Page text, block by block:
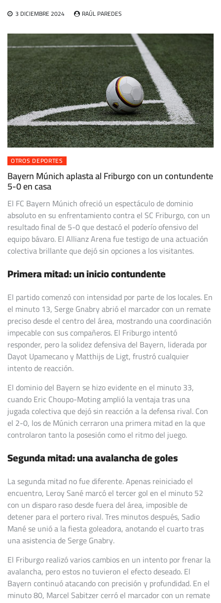
3 DICIEMBRE 2024 RAÚL PAREDES
OTROS DEPORTES
Bayern Múnich aplasta al Friburgo con un contundente
5-0 en casa
El FC Bayern Múnich ofreció un espectáculo de dominio
absoluto en su enfrentamiento contra el SC Friburgo, con un
resultado final de 5-0 que destacó el poderío ofensivo del
equipo bávaro. El Allianz Arena fue testigo de una actuación
colectiva brillante que dejó sin opciones a los visitantes.
Primera mitad: un inicio contundente
El partido comenzó con intensidad por parte de los locales. En
el minuto 13, Serge Gnabry abrió el marcador con un remate
preciso desde el centro del área, mostrando una coordinación
impecable con sus compañeros. El Friburgo intentó
responder, pero la solidez defensiva del Bayern, liderada por
Dayot Upamecano y Matthijs de Ligt, frustró cualquier
intento de reacción.
El dominio del Bayern se hizo evidente en el minuto 33,
cuando Eric Choupo-Moting amplió la ventaja tras una
jugada colectiva que dejó sin reacción a la defensa rival. Con
el 2-0, los de Múnich cerraron una primera mitad en la que
controlaron tanto la posesión como el ritmo del juego.
Segunda mitad: una avalancha de goles
La segunda mitad no fue diferente. Apenas reiniciado el
encuentro, Leroy Sané marcó el tercer gol en el minuto 52
con un disparo raso desde fuera del área, imposible de
detener para el portero rival. Tres minutos después, Sadio
Mané se unió a la fiesta goleadora, anotando el cuarto tras
una asistencia de Serge Gnabry.
El Friburgo realizó varios cambios en un intento por frenar la
avalancha, pero estos no tuvieron el efecto deseado. El
Bayern continuó atacando con precisión y profundidad. En el
minuto 80, Marcel Sabitzer cerró el marcador con un remate